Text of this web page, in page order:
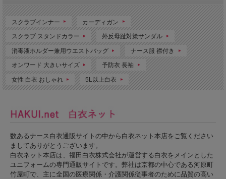
スクラブインナー カーディガン
スクラブ スタンドカラー 外反母趾対策サンダル
消毒液ホルダー兼用ウエストバッグ ナース服 襟付き
オンワード 大きいサイズ 予防衣 長袖
女性 白衣 おしゃれ 5L以上白衣
数あるナース白衣通販サイトの中から白衣ネット本店をご覧ください
ましてありがとうございます。
白衣ネット本店は、福田白衣株式会社が運営する白衣をメインとした
ユニフォームの専門通販サイトです。弊社は京都の中心である河原町
竹屋町で、主に全国の医療関係・介護関係従事者のために品質の高い